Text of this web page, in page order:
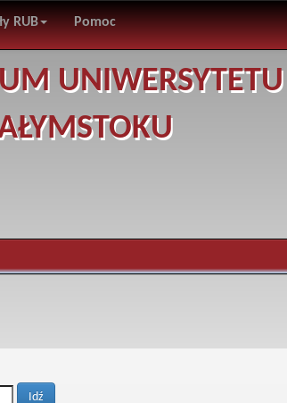
RUB Pomoc
UNIWERSYTETU